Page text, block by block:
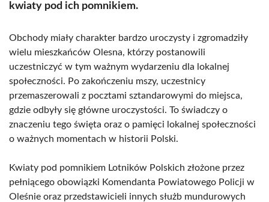
kwiaty pod ich pomnikiem.
Obchody miały charakter bardzo uroczysty i zgromadziły
wielu mieszkańców Olesna, którzy postanowili
uczestniczyć w tym ważnym wydarzeniu dla lokalnej
społeczności. Po zakończeniu mszy, uczestnicy
przemaszerowali z pocztami sztandarowymi do miejsca,
gdzie odbyły się główne uroczystości. To świadczy o
znaczeniu tego święta oraz o pamięci lokalnej społeczności
o ważnych momentach w historii Polski.
Kwiaty pod pomnikiem Lotników Polskich złożone przez
pełniącego obowiązki Komendanta Powiatowego Policji w
Oleśnie oraz przedstawicieli innych służb mundurowych